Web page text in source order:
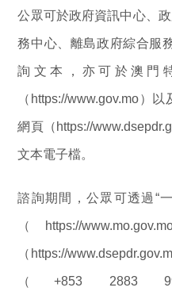
公眾可於政府資訊中心、
務中心、離島政府綜合服
詢文本，亦可於澳門
（https://www.gov.mo）
網頁（https://
文本電子檔。
諮詢期間，公眾可透過“
（https://
（https://
（+853